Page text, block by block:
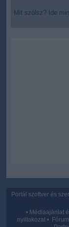
user
Mit szólsz? Ide
Portál szoftver és
• Médiaajánlat
nyiltakozat • Fórum